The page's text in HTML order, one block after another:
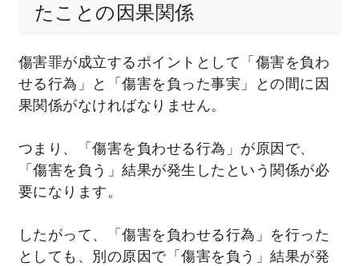
たことの因果関係
傷害罪が成立するポイントとして「傷害を負わ
せる行為」と「傷害を負った事実」との間に因
果関係がなければなりません。
つまり、「傷害を負わせる行為」が原因で、
「傷害を負う」結果が発生したという関係が必
要になります。
したがって、「傷害を負わせる行為」を行った
としても、別の原因で「傷害を負う」結果が発